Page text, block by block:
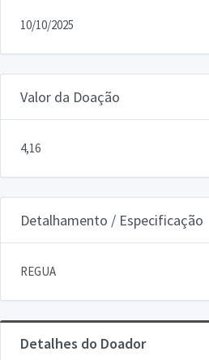
10/10/2025
Valor da Doação
4,16
Detalhamento / Especificação
REGUA
Detalhes do Doador